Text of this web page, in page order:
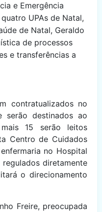
e Emergência
UPAs de Natal,
de Natal, Geraldo
de processos
e transferências a
contratualizados no
serão destinados ao
15 serão leitos
Centro de Cuidados
no Hospital
regulados diretamente
o direcionamento
Freire, preocupada